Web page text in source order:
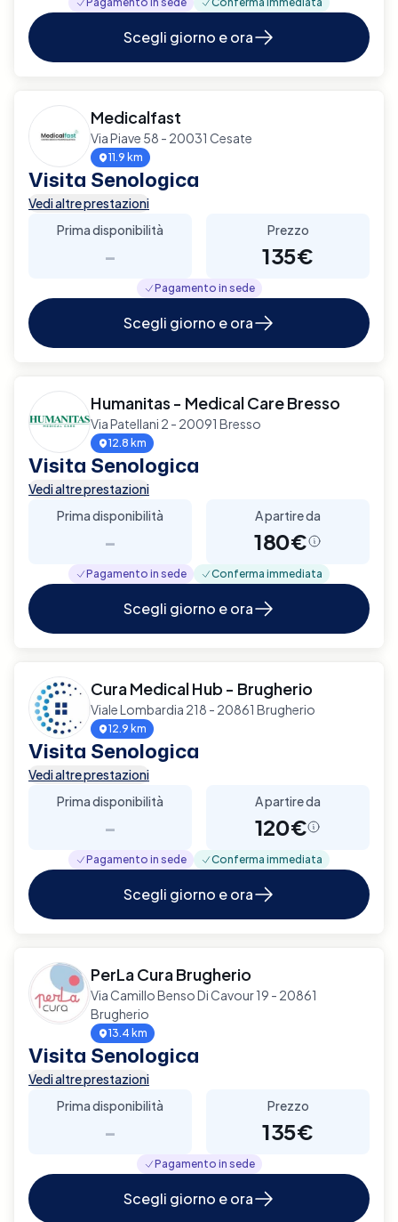
Scegli giorno e ora
Medicalfast
Via Piave 58 - 20031 Cesate
11.9 km
Visita Senologica
Vedi altre prestazioni
Prima disponibilità
-
Prezzo
135€
Pagamento in sede
Scegli giorno e ora
Humanitas - Medical Care Bresso
Via Patellani 2 - 20091 Bresso
12.8 km
Visita Senologica
Vedi altre prestazioni
Prima disponibilità
-
A partire da
180€
Pagamento in sede Conferma immediata
Scegli giorno e ora
Cura Medical Hub - Brugherio
Viale Lombardia 218 - 20861 Brugherio
12.9 km
Visita Senologica
Vedi altre prestazioni
Prima disponibilità
-
A partire da
120€
Pagamento in sede Conferma immediata
Scegli giorno e ora
PerLa Cura Brugherio
Via Camillo Benso Di Cavour 19 - 20861
Brugherio
13.4 km
Visita Senologica
Vedi altre prestazioni
Prima disponibilità
-
Prezzo
135€
Pagamento in sede
Scegli giorno e ora